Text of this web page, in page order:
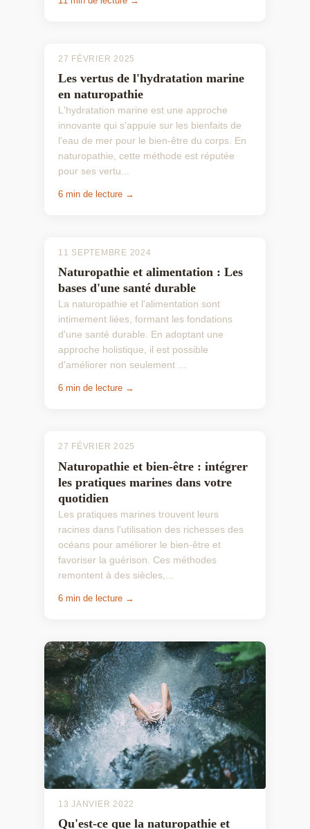
27 FÉVRIER 2025
Les vertus de l'hydratation marine
en naturopathie
L'hydratation marine est une approche
innovante qui s'appuie sur les bienfaits de
l'eau de mer pour le bien-être du corps. En
naturopathie, cette méthode est réputée
pour ses vertu...
6 min de lecture →
11 SEPTEMBRE 2024
Naturopathie et alimentation : Les
bases d'une santé durable
La naturopathie et l'alimentation sont
intimement liées, formant les fondations
d'une santé durable. En adoptant une
approche holistique, il est possible
d'améliorer non seulement ...
6 min de lecture →
27 FÉVRIER 2025
Naturopathie et bien-être : intégrer
les pratiques marines dans votre
quotidien
Les pratiques marines trouvent leurs
racines dans l'utilisation des richesses des
océans pour améliorer le bien-être et
favoriser la guérison. Ces méthodes
remontent à des siècles,...
6 min de lecture →
13 JANVIER 2022
Qu'est-ce que la naturopathie et